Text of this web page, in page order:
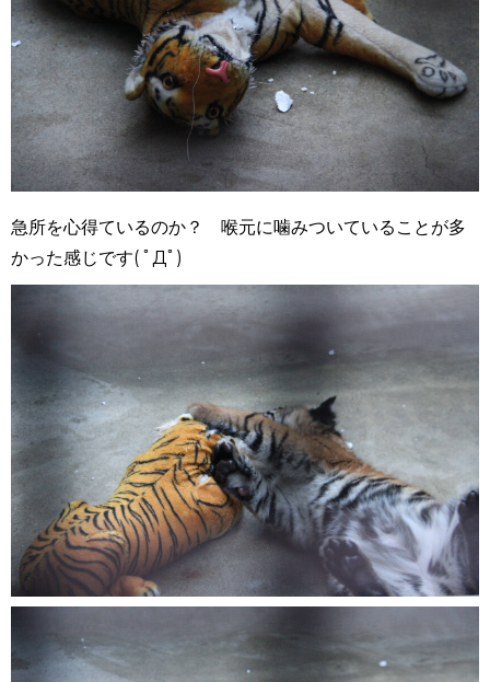
急所を心得ているのか？ 喉元に噛みついていることが多
かった感じです( ﾟДﾟ)